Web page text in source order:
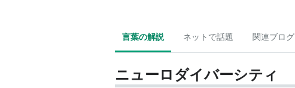
言葉の解説 ネットで話題 関連ブログ
ニューロダイバーシティ